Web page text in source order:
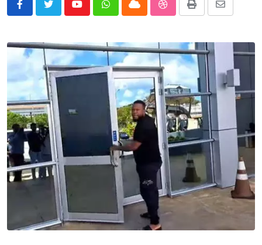
YoutubeWhatsappCloud StumbleUpon
Print
Share
Email